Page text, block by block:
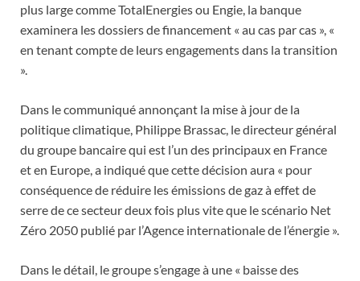
plus large comme TotalEnergies ou Engie, la banque
examinera les dossiers de financement « au cas par cas », «
en tenant compte de leurs engagements dans la transition
».
Dans le communiqué annonçant la mise à jour de la
politique climatique, Philippe Brassac, le directeur général
du groupe bancaire qui est l’un des principaux en France
et en Europe, a indiqué que cette décision aura « pour
conséquence de réduire les émissions de gaz à effet de
serre de ce secteur deux fois plus vite que le scénario Net
Zéro 2050 publié par l’Agence internationale de l’énergie ».
Dans le détail, le groupe s’engage à une « baisse des